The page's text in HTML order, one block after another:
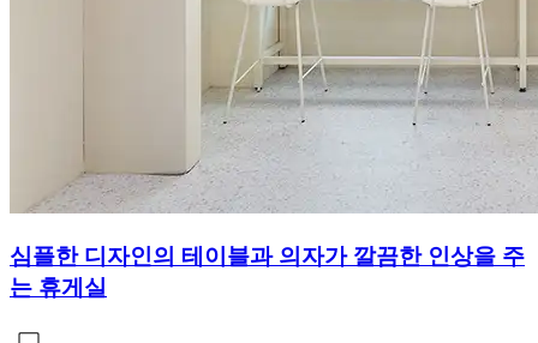
심플한 디자인의 테이블과 의자가 깔끔한 인상을 주
는 휴게실